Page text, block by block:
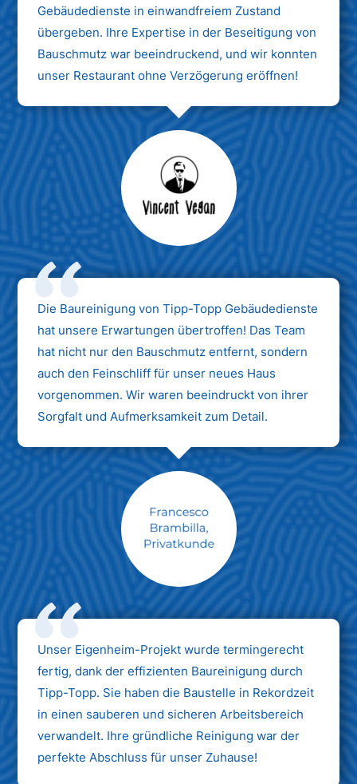
Gebäudedienste in einwandfreiem Zustand
übergeben. Ihre Expertise in der Beseitigung von
Bauschmutz war beeindruckend, und wir konnten
unser Restaurant ohne Verzögerung eröffnen!
Max Mustermann
Unternehmen AG
Die Baureinigung von Tipp-Topp Gebäudedienste
hat unsere Erwartungen übertroffen! Das Team
hat nicht nur den Bauschmutz entfernt, sondern
auch den Feinschliff für unser neues Haus
vorgenommen. Wir waren beeindruckt von ihrer
Sorgfalt und Aufmerksamkeit zum Detail.
Max Mustermann
Unternehmen AG
Unser Eigenheim-Projekt wurde termingerecht
fertig, dank der effizienten Baureinigung durch
Tipp-Topp. Sie haben die Baustelle in Rekordzeit
in einen sauberen und sicheren Arbeitsbereich
verwandelt. Ihre gründliche Reinigung war der
perfekte Abschluss für unser Zuhause!